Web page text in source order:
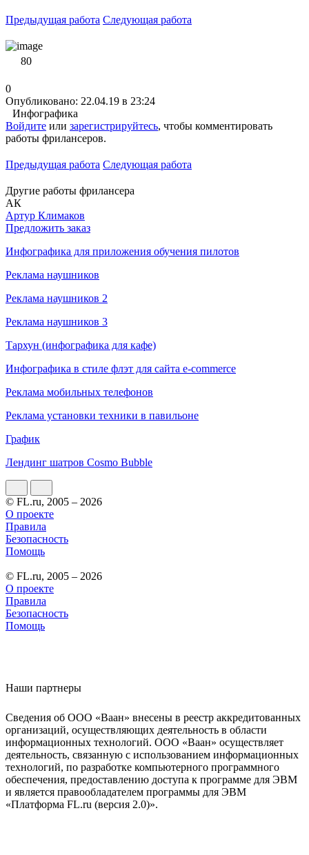
Предыдущая работа Следующая работа
80
0
Опубликовано: 22.04.19 в 23:24
Инфографика
Войдите или зарегистрируйтесь, чтобы комментировать
работы фрилансеров.
Предыдущая работа Следующая работа
Другие работы фрилансера
АК
Артур Климаков
Предложить заказ
Инфографика для приложения обучения пилотов
Реклама наушников
Реклама наушников 2
Реклама наушников 3
Тархун (инфографика для кафе)
Инфографика в стиле флэт для сайта e-commerce
Реклама мобильных телефонов
Реклама установки техники в павильоне
График
Лендинг шатров Cosmo Bubble
© FL.ru, 2005 – 2026
О проекте
Правила
Безопасность
Помощь
© FL.ru, 2005 – 2026
О проекте
Правила
Безопасность
Помощь
Наши партнеры
Сведения об ООО «Ваан» внесены в реестр аккредитованных
организаций, осуществляющих деятельность в области
информационных технологий. ООО «Ваан» осуществляет
деятельность, связанную с использованием информационных
технологий, по разработке компьютерного программного
обеспечения, предоставлению доступа к программе для ЭВМ
и является правообладателем программы для ЭВМ
«Платформа FL.ru (версия 2.0)».